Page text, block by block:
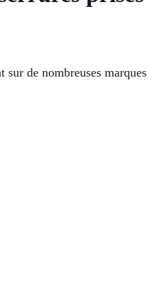
de nombreuses marques